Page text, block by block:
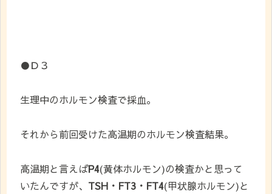
●Ｄ３
生理中のホルモン検査で採血。
それから前回受けた高温期のホルモン検査結果。
高温期と言えばP4(黄体ホルモン)の検査かと思って
いたんですが、 TSH・FT3・FT4(甲状腺ホルモン)と